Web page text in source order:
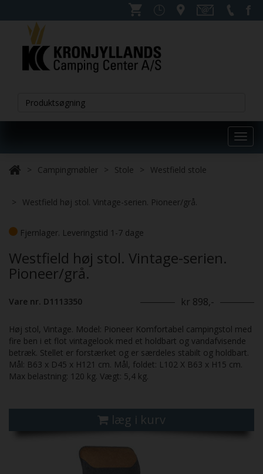
Campingmøbler Stole Westfield stole
Westfield høj stol. Vintage-serien. Pioneer/grå.
Fjernlager. Leveringstid 1-7 dage
Westfield høj stol. Vintage-serien.
Pioneer/grå.
Vare nr. D1113350 kr 898,-
Høj stol, Vintage. Model: Pioneer Komfortabel campingstol med
fire ben i et flot vintagelook med et holdbart og vandafvisende
betræk. Stellet er forstærket og er særdeles stabilt og holdbart.
Mål: B63 x D45 x H121 cm. Mål, foldet: L102 X B63 x H15 cm.
Max belastning: 120 kg. Vægt: 5,4 kg.
læg i kurv